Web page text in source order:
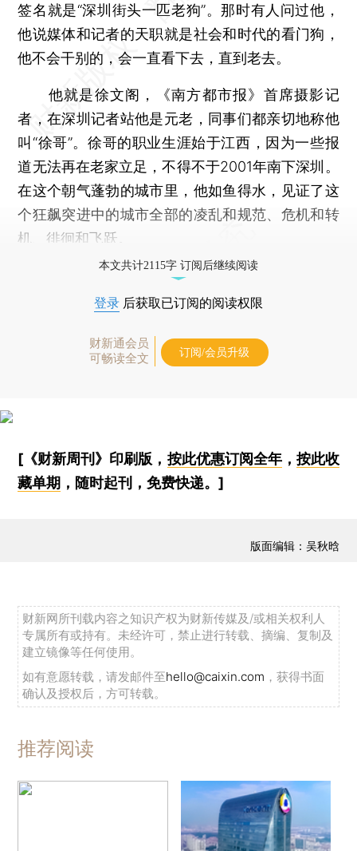
签名就是“深圳街头一匹老狗”。那时有人问过他，
他说媒体和记者的天职就是社会和时代的看门狗，
他不会干别的，会一直看下去，直到老去。
他就是徐文阁，《南方都市报》首席摄影记
者，在深圳记者站他是元老，同事们都亲切地称他
叫“徐哥”。徐哥的职业生涯始于江西，因为一些报
道无法再在老家立足，不得不于2001年南下深圳。
在这个朝气蓬勃的城市里，他如鱼得水，见证了这
个狂飙突进中的城市全部的凌乱和规范、危机和转
机、徘徊和飞跃。
本文共计2115字 订阅后继续阅读
登录 后获取已订阅的阅读权限
财新通会员
可畅读全文
订阅/会员升级
[《财新周刊》印刷版， 按此优惠订阅全年， 按此收
藏单期 ，随时起刊，免费快递。]
版面编辑：吴秋晗
财新网所刊载内容之知识产权为财新传媒及/或相关权利人
专属所有或持有。未经许可，禁止进行转载、摘编、复制及
建立镜像等任何使用。
如有意愿转载，请发邮件至hello@caixin.com ，获得书面
确认及授权后，方可转载。
推荐阅读